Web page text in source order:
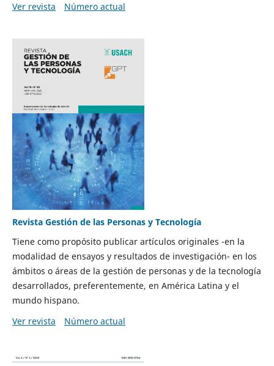
Ver revista
Número actual
Revista Gestión de las Personas y Tecnología
Tiene como propósito publicar artículos originales -en la
modalidad de ensayos y resultados de investigación- en los
ámbitos o áreas de la gestión de personas y de la tecnología
desarrollados, preferentemente, en América Latina y el
mundo hispano.
Ver revista
Número actual